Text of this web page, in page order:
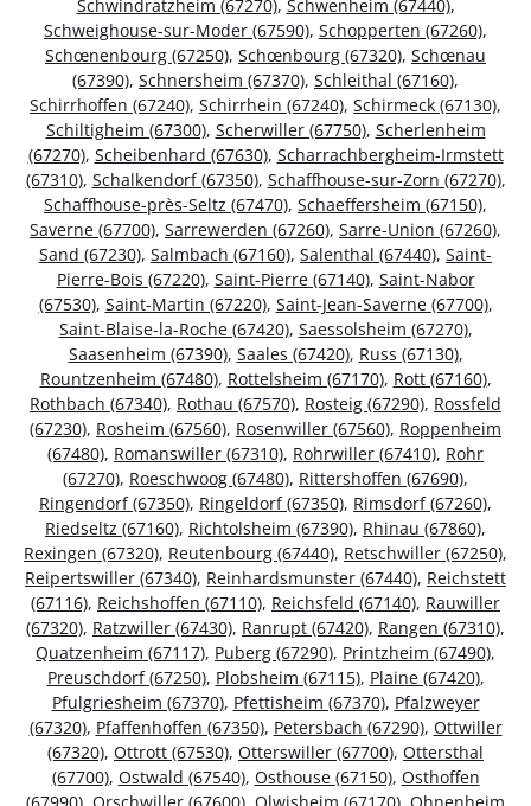
Schwindratzheim (67270), Schwenheim (67440),
Schweighouse-sur-Moder (67590), Schopperten (67260),
Schœnenbourg (67250), Schœnbourg (67320), Schœnau
(67390), Schnersheim (67370), Schleithal (67160),
Schirrhoffen (67240), Schirrhein (67240), Schirmeck (67130),
Schiltigheim (67300), Scherwiller (67750), Scherlenheim
(67270), Scheibenhard (67630), Scharrachbergheim-Irmstett
(67310), Schalkendorf (67350), Schaffhouse-sur-Zorn (67270),
Schaffhouse-près-Seltz (67470), Schaeffersheim (67150),
Saverne (67700), Sarrewerden (67260), Sarre-Union (67260),
Sand (67230), Salmbach (67160), Salenthal (67440), Saint-
Pierre-Bois (67220), Saint-Pierre (67140), Saint-Nabor
(67530), Saint-Martin (67220), Saint-Jean-Saverne (67700),
Saint-Blaise-la-Roche (67420), Saessolsheim (67270),
Saasenheim (67390), Saales (67420), Russ (67130),
Rountzenheim (67480), Rottelsheim (67170), Rott (67160),
Rothbach (67340), Rothau (67570), Rosteig (67290), Rossfeld
(67230), Rosheim (67560), Rosenwiller (67560), Roppenheim
(67480), Romanswiller (67310), Rohrwiller (67410), Rohr
(67270), Roeschwoog (67480), Rittershoffen (67690),
Ringendorf (67350), Ringeldorf (67350), Rimsdorf (67260),
Riedseltz (67160), Richtolsheim (67390), Rhinau (67860),
Rexingen (67320), Reutenbourg (67440), Retschwiller (67250),
Reipertswiller (67340), Reinhardsmunster (67440), Reichstett
(67116), Reichshoffen (67110), Reichsfeld (67140), Rauwiller
(67320), Ratzwiller (67430), Ranrupt (67420), Rangen (67310),
Quatzenheim (67117), Puberg (67290), Printzheim (67490),
Preuschdorf (67250), Plobsheim (67115), Plaine (67420),
Pfulgriesheim (67370), Pfettisheim (67370), Pfalzweyer
(67320), Pfaffenhoffen (67350), Petersbach (67290), Ottwiller
(67320), Ottrott (67530), Otterswiller (67700), Ottersthal
(67700), Ostwald (67540), Osthouse (67150), Osthoffen